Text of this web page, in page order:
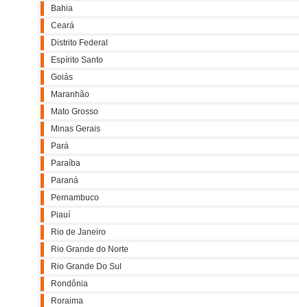
Bahia
Ceará
Distrito Federal
Espírito Santo
Goiás
Maranhão
Mato Grosso
Minas Gerais
Pará
Paraíba
Paraná
Pernambuco
Piauí
Rio de Janeiro
Rio Grande do Norte
Rio Grande Do Sul
Rondônia
Roraima